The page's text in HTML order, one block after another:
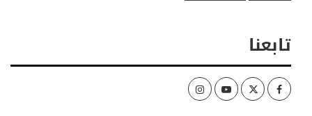
تابعنا
Facebook
Twitter
Youtube
Instagram